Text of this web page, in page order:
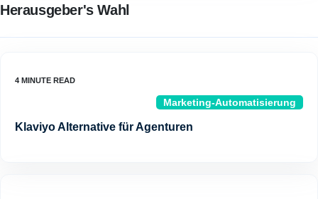
Herausgeber's Wahl
Marketing-Automatisierung
Klaviyo Alternative für Agenturen